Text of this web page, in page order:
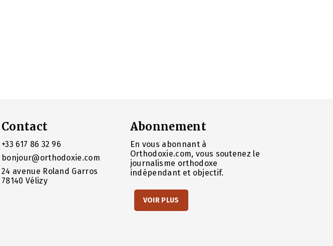
Contact
+33 617 86 32 96
bonjour@orthodoxie.com
24 avenue Roland Garros
78140 Vélizy
Abonnement
En vous abonnant à
Orthodoxie.com, vous soutenez le
journalisme orthodoxe
indépendant et objectif.
VOIR PLUS